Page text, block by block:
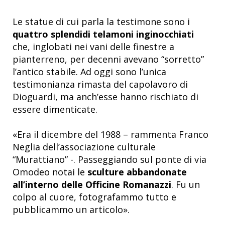
Le statue di cui parla la testimone sono i
quattro splendidi telamoni inginocchiati
che, inglobati nei vani delle finestre a
pianterreno, per decenni avevano “sorretto”
l’antico stabile. Ad oggi sono l’unica
testimonianza rimasta del capolavoro di
Dioguardi, ma anch’esse hanno rischiato di
essere dimenticate.
«Era il dicembre del 1988 – rammenta Franco
Neglia dell’associazione culturale
“Murattiano” -. Passeggiando sul ponte di via
Omodeo notai le sculture abbandonate
all’interno delle Officine Romanazzi. Fu un
colpo al cuore, fotografammo tutto e
pubblicammo un articolo».